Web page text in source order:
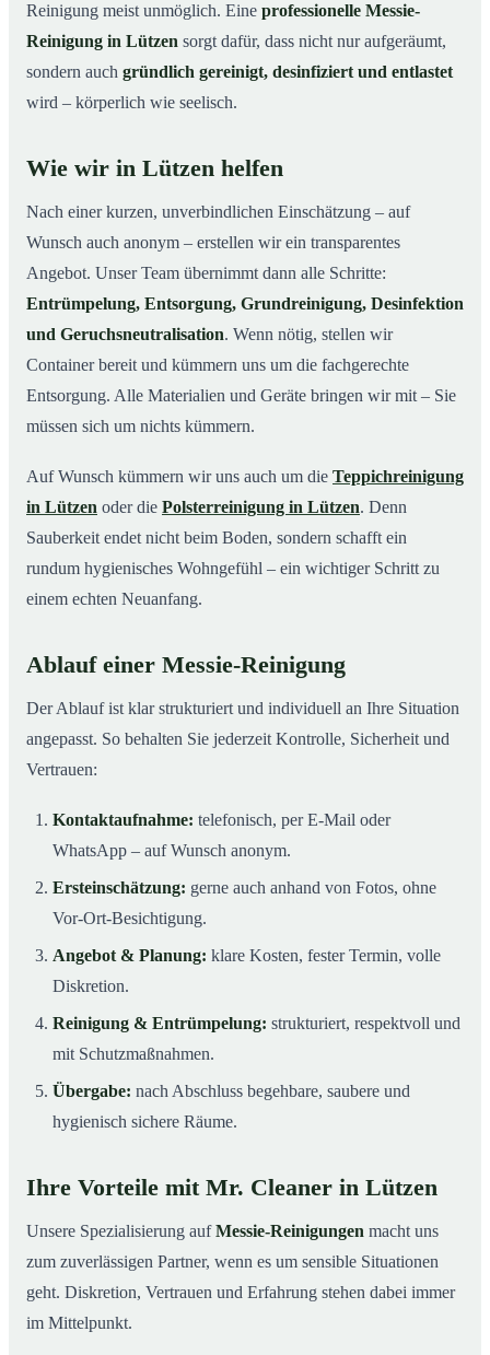
Reinigung meist unmöglich. Eine professionelle Messie-
Reinigung in Lützen sorgt dafür, dass nicht nur aufgeräumt,
sondern auch gründlich gereinigt, desinfiziert und entlastet
wird – körperlich wie seelisch.
Wie wir in Lützen helfen
Nach einer kurzen, unverbindlichen Einschätzung – auf
Wunsch auch anonym – erstellen wir ein transparentes
Angebot. Unser Team übernimmt dann alle Schritte:
Entrümpelung, Entsorgung, Grundreinigung, Desinfektion
und Geruchsneutralisation. Wenn nötig, stellen wir
Container bereit und kümmern uns um die fachgerechte
Entsorgung. Alle Materialien und Geräte bringen wir mit – Sie
müssen sich um nichts kümmern.
Auf Wunsch kümmern wir uns auch um die Teppichreinigung
in Lützen oder die Polsterreinigung in Lützen. Denn
Sauberkeit endet nicht beim Boden, sondern schafft ein
rundum hygienisches Wohngefühl – ein wichtiger Schritt zu
einem echten Neuanfang.
Ablauf einer Messie-Reinigung
Der Ablauf ist klar strukturiert und individuell an Ihre Situation
angepasst. So behalten Sie jederzeit Kontrolle, Sicherheit und
Vertrauen:
Kontaktaufnahme: telefonisch, per E-Mail oder
WhatsApp – auf Wunsch anonym.
Ersteinschätzung: gerne auch anhand von Fotos, ohne
Vor-Ort-Besichtigung.
Angebot & Planung: klare Kosten, fester Termin, volle
Diskretion.
Reinigung & Entrümpelung: strukturiert, respektvoll und
mit Schutzmaßnahmen.
Übergabe: nach Abschluss begehbare, saubere und
hygienisch sichere Räume.
Ihre Vorteile mit Mr. Cleaner in Lützen
Unsere Spezialisierung aufMessie-Reinigungen macht uns
zum zuverlässigen Partner, wenn es um sensible Situationen
geht. Diskretion, Vertrauen und Erfahrung stehen dabei immer
im Mittelpunkt.